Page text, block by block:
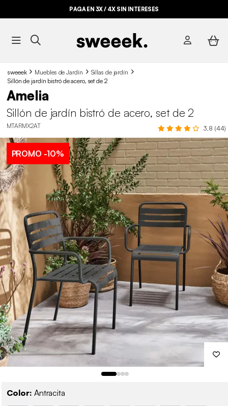
PAGA EN 3X / 4X SIN INTERESES
sweeek Muebles de Jardín
Sillas de jardín
Sillón de jardín bistró de acero, set de 2
Amelia
Sillón de jardín bistró de acero, set de 2
MTARMX2AT 3.8 (44)
PROMO -10%
Color: Antracita